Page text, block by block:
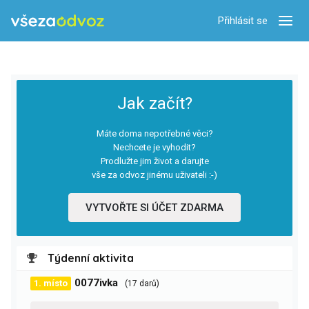
Přihlásit se
Jak začít?
Máte doma nepotřebné věci?
Nechcete je vyhodit?
Prodlužte jim život a darujte
vše za odvoz jinému uživateli :-)
VYTVOŘTE SI ÚČET ZDARMA
Týdenní aktivita
1. místo 0077ivka (17 darů)